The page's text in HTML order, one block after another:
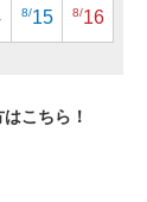
8/15 8/16
こちら！